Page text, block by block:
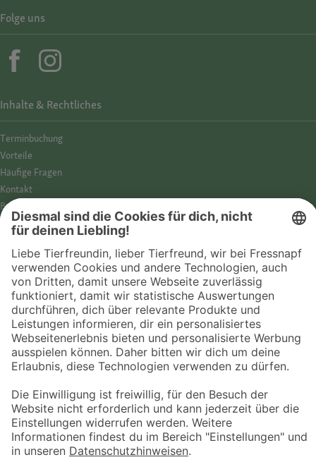
© 2026 Fressnapf Tiernahrungs GmbH
Westpreußenstraße 32-38
47809 Krefeld
Inhalte & Rechtliches
Termin­buchung
Vorteile
Häufige Fragen
Kontakt
Barrierefreiheit
Impressum
Datenschutz­hinweise
Cookies
AGB
Entdecke Fressnapf
Tierversicherung
GPS-Tracker
Fressnapf Salon
Online-Shop
Folge uns